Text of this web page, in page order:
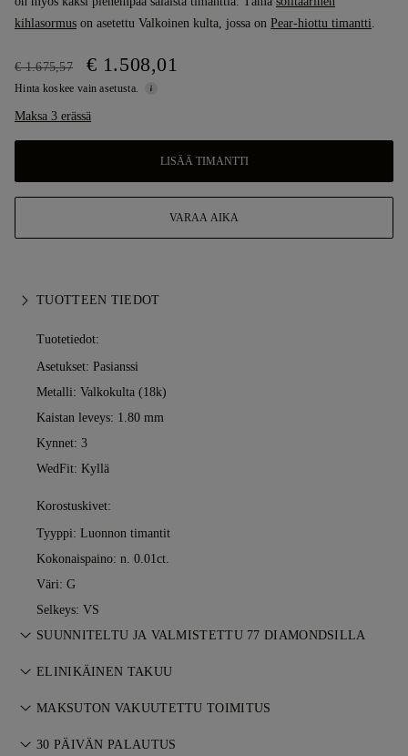
kihlasormus on asetettu Valkoinen kulta, jossa on Pear-hiottu timantti.
€ 1.675,57 € 1.508,01
Hinta koskee vain asetusta.
Maksa 3 erässä
LISÄÄ TIMANTTI
VARAA AIKA
TUOTTEEN TIEDOT
Tuotetiedot:
Asetukset: Pasianssi
Metalli: Valkokulta (18k)
Kaistan leveys: 1.80 mm
Kynnet: 3
WedFit: Kyllä
Korostuskivet:
Tyyppi: Luonnon timantit
Kokonaispaino: n. 0.01ct.
Väri: G
Selkeys: VS
SUUNNITELTU JA VALMISTETTU 77 DIAMONDSILLA
Korutaiteen mestaruutta, yksi koru kerrallaan, 77 Diamondsin
ELINIKÄINEN TAKUU
Kaikki 77 Diamonds -ostokset sisältävät elinikäisen takuun
Katsoehdot .
MAKSUTON VAKUUTETTU TOIMITUS
Kaikki postikulut ovat maksuttomia, riippumatta siitä, missä
30 PÄIVÄN PALAUTUS